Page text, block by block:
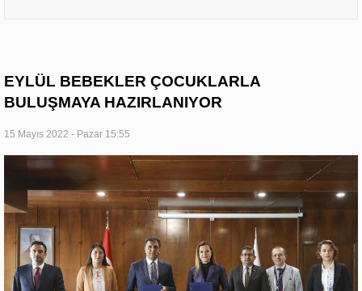
EYLÜL BEBEKLER ÇOCUKLARLA
BULUŞMAYA HAZIRLANIYOR
15 Mayıs 2022 - Pazar 15:55